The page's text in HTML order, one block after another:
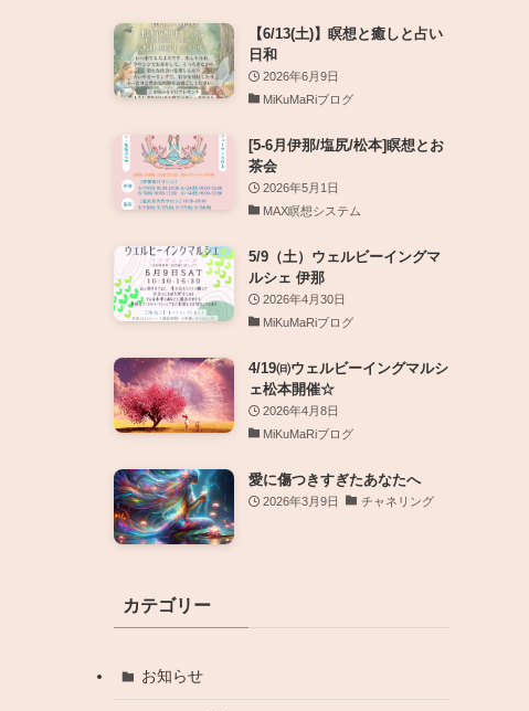
【6/13(土)】瞑想と癒しと占い
日和
2026年6月9日
MiKuMaRiブログ
[5-6月伊那/塩尻/松本]瞑想とお
茶会
2026年5月1日
MAX瞑想システム
5/9（土）ウェルビーイングマ
ルシェ 伊那
2026年4月30日
MiKuMaRiブログ
4/19㈰ウェルビーイングマルシ
ェ松本開催☆
2026年4月8日
MiKuMaRiブログ
愛に傷つきすぎたあなたへ
2026年3月9日 チャネリング
カテゴリー
お知らせ